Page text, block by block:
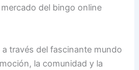
del bingo online
través del fascinante mundo
la comunidad y la